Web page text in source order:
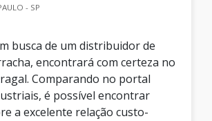
- SP
busca de um distribuidor de
encontrará com certeza no
Comparando no portal
é possível encontrar
a excelente relação custo-